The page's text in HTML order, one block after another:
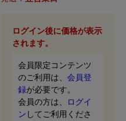
ログイン後に価格が表示
されます。
会員限定コンテンツ
のご利用は、 会員登
録が必要です。
会員の方は、
ログイ
ン してご利用くださ